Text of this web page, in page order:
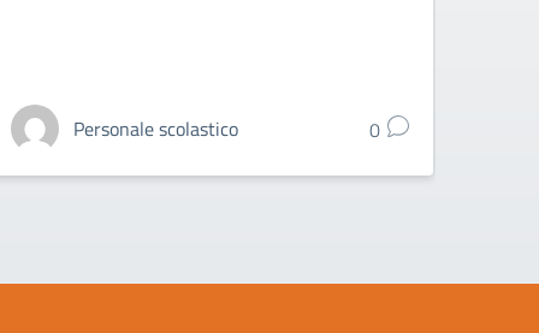
Personale scolastico 0